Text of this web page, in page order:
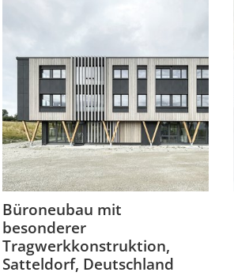
Büroneubau mit
besonderer
Tragwerkkonstruktion,
Satteldorf, Deutschland